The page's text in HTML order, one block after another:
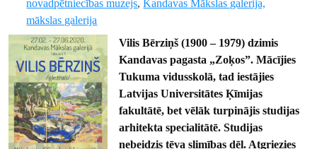
novadpētniecības muzejs,Kandavas Mākslas galerija,
mākslas galerija
Vilis Bērziņš (1900 – 1979) dzimis
Kandavas pagasta „Zoķos”. Mācījies
Tukuma vidusskolā, tad iestājies
Latvijas Universitātes Ķīmijas
fakultātē, bet vēlāk turpinājis studijas
arhitekta specialitātē. Studijas
nebeidzis tēva slimības dēļ. Atgriezies